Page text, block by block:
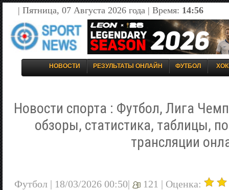
| Пятница, 07 Августа 2026 года | Время: 14:56
НОВОСТИ РЕЗУЛЬТАТЫ ОНЛАЙН ФУТБОЛ
Новости спорта : Футбол, Лига
обзоры, статистика, таблицы,
трансляции
Футбол | 18/03/2026 00:50| 121 | Оценка: